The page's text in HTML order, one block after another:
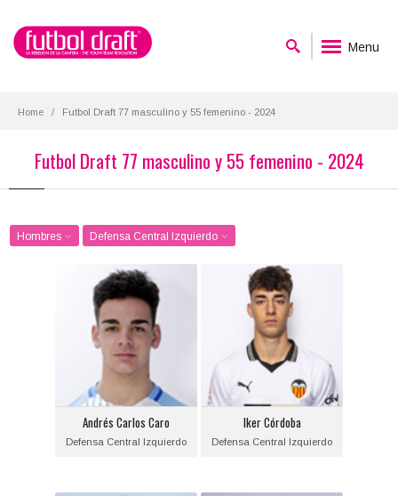
Menu
Home Futbol Draft 77 masculino y 55 femenino - 2024
Futbol Draft 77 masculino y 55 femenino - 2024
Hombres Defensa Central Izquierdo
Andrés Carlos Caro
Defensa Central Izquierdo
Andrés Carlos Caro
Posición:
Defensa Central
Izquierdo
Fecha de nacimiento:
2004-02-01
Real Betis Balonbié
Iker Córdoba
Defensa Central Izquierdo
Iker Córdoba
Posición:
Defensa Central
Izquierdo
Fecha de nacimiento:
2005-11-11
Valencia C.F.